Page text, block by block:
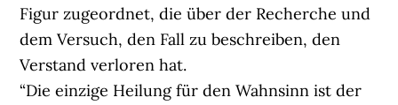
Figur zugeordnet, die über der Recherche und
dem Versuch, den Fall zu beschreiben, den
Verstand verloren hat.
“Die einzige Heilung für den Wahnsinn ist der